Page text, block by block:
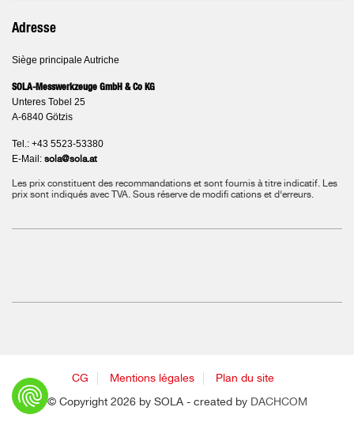
Adresse
Siège principale Autriche
SOLA-Messwerkzeuge GmbH & Co KG
Unteres Tobel 25
A-6840 Götzis
Tel.: +43 5523-53380
E-Mail: sola@sola.at
Les prix constituent des recommandations et sont fournis à titre indicatif. Les
prix sont indiqués avec TVA. Sous réserve de modifi cations et d‘erreurs.
CG Mentions légales Plan du site
© Copyright 2026 by SOLA - created by DACHCOM